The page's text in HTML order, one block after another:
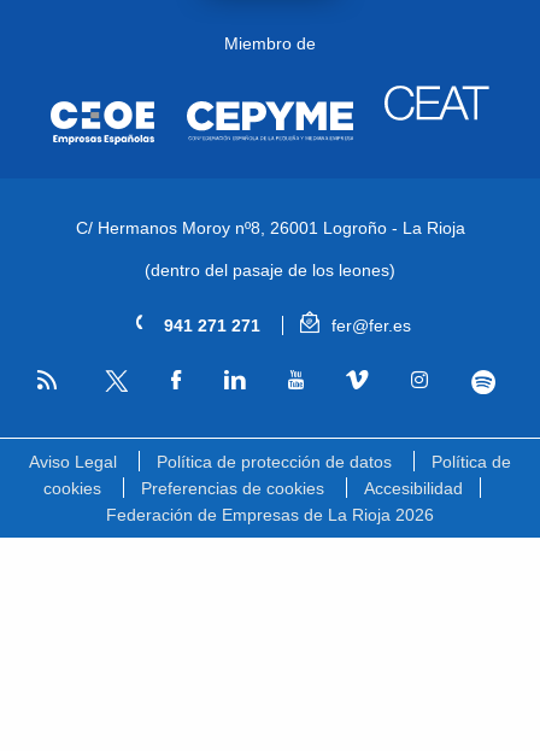
Miembro de
C/ Hermanos Moroy nº8, 26001 Logroño - La Rioja
(dentro del pasaje de los leones)
941 271 271 fer@fer.es
RSS
Aviso Legal Política de protección de datos
Política de
cookies
Preferencias de cookies
Accesibilidad
Federación de Empresas de La Rioja 2026